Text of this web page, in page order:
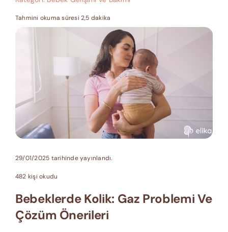
Tahmini okuma süresi 2,5 dakika
29/01/2025 tarihinde yayınlandı.
482 kişi okudu
Bebeklerde Kolik: Gaz Problemi Ve
Çözüm Önerileri